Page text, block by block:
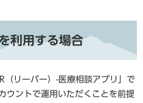
利用する場合
（リーバー）-医療相談アプリ」で
ウントで運用いただくことを前提